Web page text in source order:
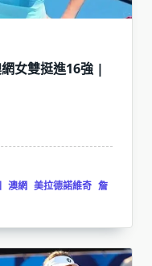
女雙挺進16強 |
澳網 美拉德諾維奇 詹